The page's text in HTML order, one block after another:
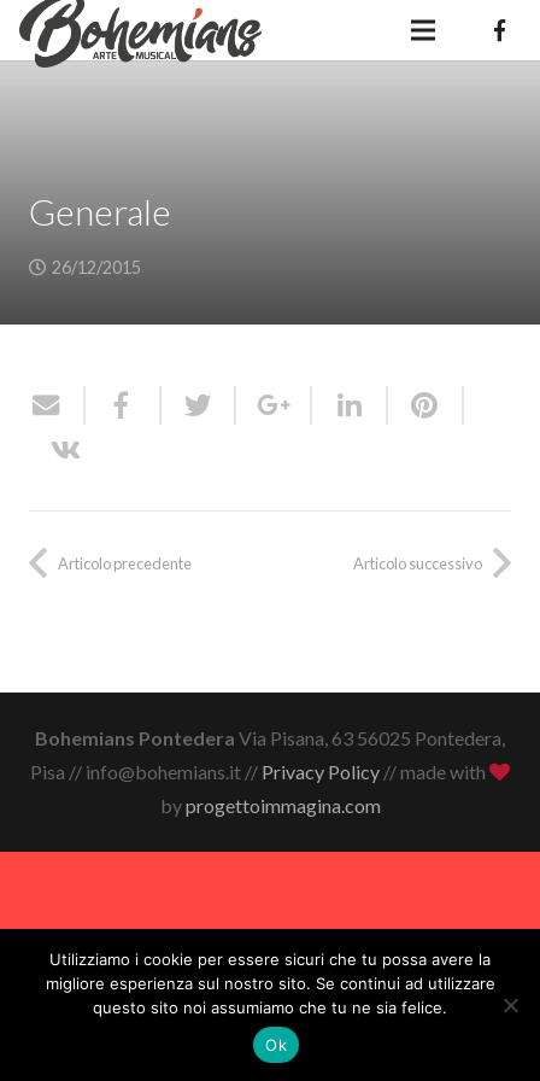
Generale
26/12/2015
Articolo precedente Articolo successivo
Bohemians Pontedera Via Pisana, 63 56025 Pontedera,
Pisa // info@bohemians.it // Privacy Policy// made with
byprogettoimmagina.com
Utilizziamo i cookie per essere sicuri che tu possa avere la
migliore esperienza sul nostro sito. Se continui ad utilizzare
questo sito noi assumiamo che tu ne sia felice.
Ok